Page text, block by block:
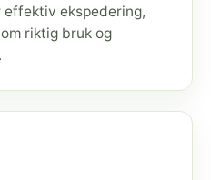
effektiv ekspedering,
riktig bruk og